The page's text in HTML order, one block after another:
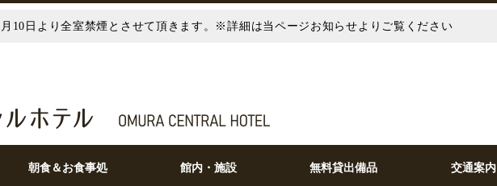
月10日より全室禁煙とさせて頂きます。※詳細は当ページお知らせよりご覧ください
朝食＆お食事処 館内・施設 無料貸出備品 交通案内